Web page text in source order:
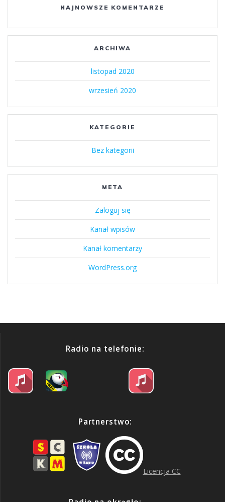
NAJNOWSZE KOMENTARZE
ARCHIWA
listopad 2020
wrzesień 2020
KATEGORIE
Bez kategorii
META
Zaloguj się
Kanał wpisów
Kanał komentarzy
WordPress.org
Radio na telefonie:
Partnerstwo:
Licencja CC